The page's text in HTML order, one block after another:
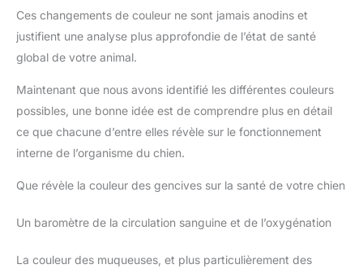
Ces changements de couleur ne sont jamais anodins et
justifient une analyse plus approfondie de l’état de santé
global de votre animal.
Maintenant que nous avons identifié les différentes couleurs
possibles, une bonne idée est de comprendre plus en détail
ce que chacune d’entre elles révèle sur le fonctionnement
interne de l’organisme du chien.
Que révèle la couleur des gencives sur la santé de votre chien
Un baromètre de la circulation sanguine et de l’oxygénation
La couleur des muqueuses, et plus particulièrement des